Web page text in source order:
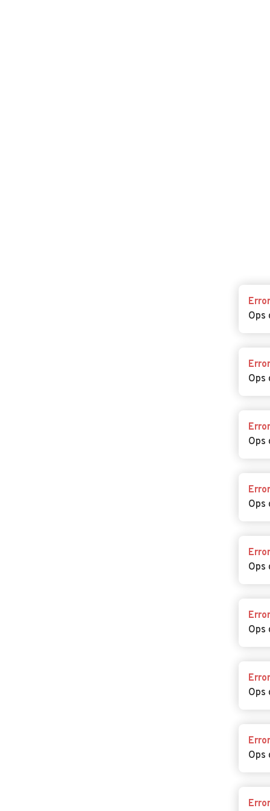
Error
Ops
Error
Ops
Error
Ops
Error
Ops
Error
Ops
Error
Ops
Error
Ops
Error
Ops
Error